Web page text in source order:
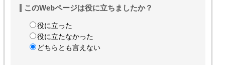
このWebページは役に立ちましたか？
役に立った
役に立たなかった
どちらとも言えない